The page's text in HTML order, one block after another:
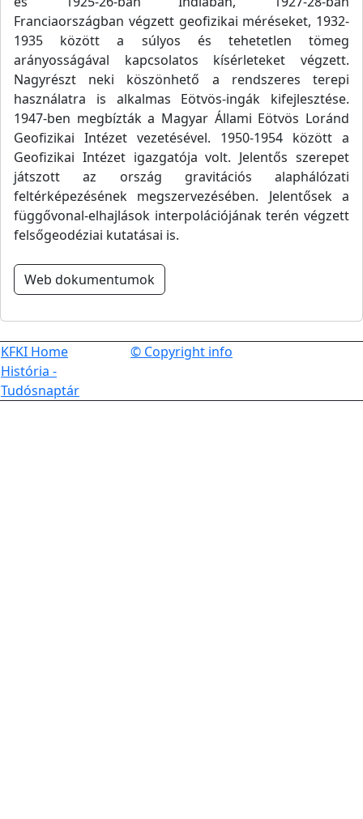
Franciaországban végzett geofizikai méréseket, 1932-
1935 között a súlyos és tehetetlen tömeg
arányosságával kapcsolatos kísérleteket végzett.
Nagyrészt neki köszönhető a rendszeres terepi
használatra is alkalmas Eötvös-ingák kifejlesztése.
1947-ben megbízták a Magyar Állami Eötvös Loránd
Geofizikai Intézet vezetésével. 1950-1954 között a
Geofizikai Intézet igazgatója volt. Jelentős szerepet
játszott az ország gravitációs alaphálózati
feltérképezésének megszervezésében. Jelentősek a
függővonal-elhajlások interpolációjának terén végzett
felsőgeodéziai kutatásai is.
Web dokumentumok
KFKI Home
História -
Tudósnaptár
© Copyright info